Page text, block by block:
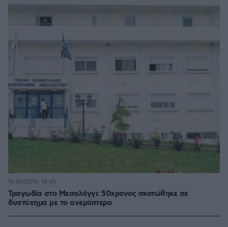
Τραγωδία στο Μεσολόγγι: 50χρονος σκοτώθηκε σε
δυστύχημα με το ανεμόπτερο
16.09.2019, 18:45